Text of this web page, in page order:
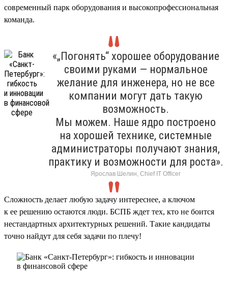
современный парк оборудования и высокопрофессиональная
команда.
«„Погонять“ хорошее оборудование
своими руками — нормальное
желание для инженера, но не все
компании могут дать такую
возможность.
Мы можем. Наше ядро построено
на хорошей технике, системные
администраторы получают знания,
практику и возможности для роста».
Ярослав Шелин, Chief IT Officer
Сложность делает любую задачу интереснее, а ключом
к ее решению остаются люди. БСПБ ждет тех, кто не боится
нестандартных архитектурных решений. Такие кандидаты
точно найдут для себя задачи по плечу!